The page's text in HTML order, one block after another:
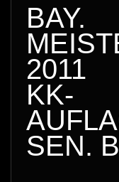
BAY.
2011
KK-
SEN. B